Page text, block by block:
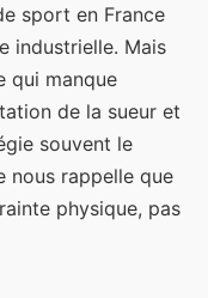
sport en France
industrielle. Mais
qui manque
de la sueur et
souvent le
nous rappelle que
physique, pas